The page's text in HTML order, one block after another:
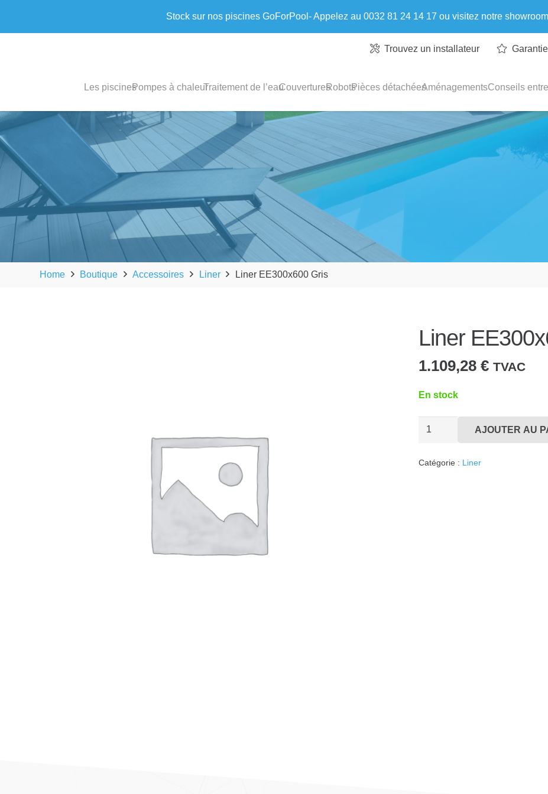
Stock sur nos piscines GoForPool- Appelez au 0032 81 24 14 17 ou visitez notre
Trouvez un installateur
Les piscinesPompes à chaleurTraitement de l’eauCouverturesRobotsPièces détachéesAménagementsConseils
Home Boutique Accessoires Liner Liner EE300x600 Gris
Liner
1.109,28€ TVAC
En stock
EE300x600
AJOUTER AU
Catégorie : Liner